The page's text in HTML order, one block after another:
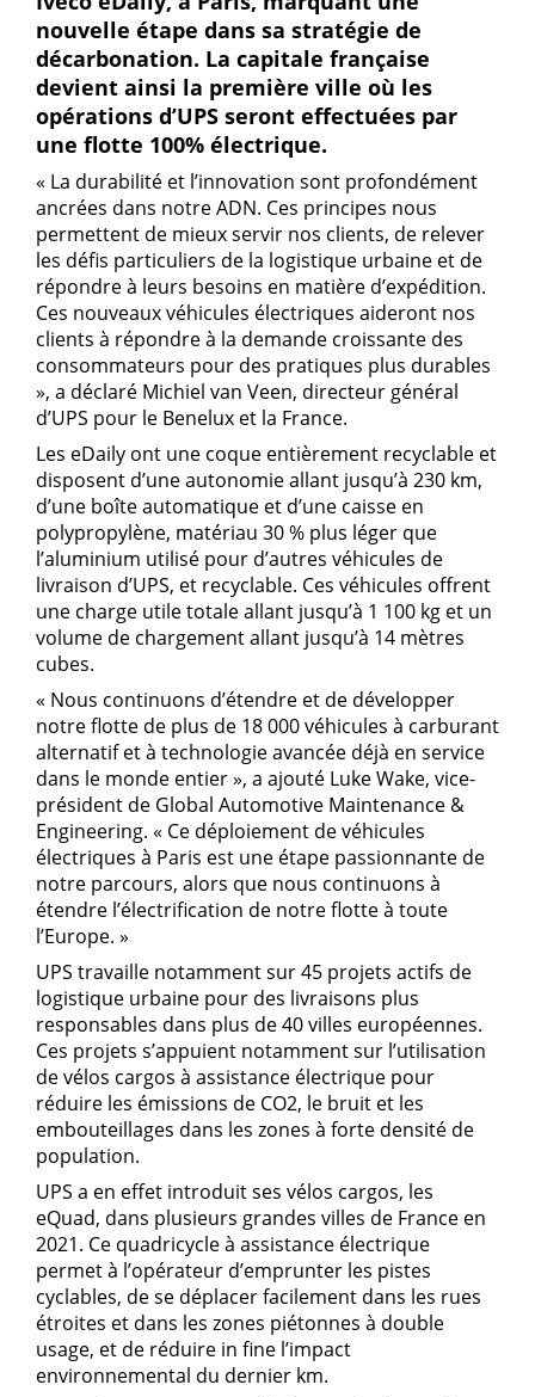
nouvelle étape dans sa stratégie de
décarbonation. La capitale française
devient ainsi la première ville où les
opérations d’UPS seront effectuées par
une flotte 100% électrique.
« La durabilité et l’innovation sont profondément
ancrées dans notre ADN. Ces principes nous
permettent de mieux servir nos clients, de relever
les défis particuliers de la logistique urbaine et de
répondre à leurs besoins en matière d’expédition.
Ces nouveaux véhicules électriques aideront nos
clients à répondre à la demande croissante des
consommateurs pour des pratiques plus durables
», a déclaré Michiel van Veen, directeur général
d’UPS pour le Benelux et la France.
Les eDaily ont une coque entièrement recyclable et
disposent d’une autonomie allant jusqu’à 230 km,
d’une boîte automatique et d’une caisse en
polypropylène, matériau 30 % plus léger que
l’aluminium utilisé pour d’autres véhicules de
livraison d’UPS, et recyclable. Ces véhicules offrent
une charge utile totale allant jusqu’à 1 100 kg et un
volume de chargement allant jusqu’à 14 mètres
cubes.
« Nous continuons d’étendre et de développer
notre flotte de plus de 18 000 véhicules à carburant
alternatif et à technologie avancée déjà en service
dans le monde entier », a ajouté Luke Wake, vice-
président de Global Automotive Maintenance &
Engineering. « Ce déploiement de véhicules
électriques à Paris est une étape passionnante de
notre parcours, alors que nous continuons à
étendre l’électrification de notre flotte à toute
l’Europe. »
UPS travaille notamment sur 45 projets actifs de
logistique urbaine pour des livraisons plus
responsables dans plus de 40 villes européennes.
Ces projets s’appuient notamment sur l’utilisation
de vélos cargos à assistance électrique pour
réduire les émissions de CO2, le bruit et les
embouteillages dans les zones à forte densité de
population.
UPS a en effet introduit ses vélos cargos, les
eQuad, dans plusieurs grandes villes de France en
2021. Ce quadricycle à assistance électrique
permet à l’opérateur d’emprunter les pistes
cyclables, de se déplacer facilement dans les rues
étroites et dans les zones piétonnes à double
usage, et de réduire in fine l’impact
environnemental du dernier km.